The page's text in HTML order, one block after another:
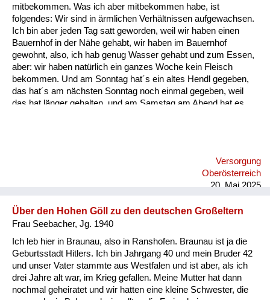
mitbekommen. Was ich aber mitbekommen habe, ist
folgendes: Wir sind in ärmlichen Verhältnissen aufgewachsen.
Ich bin aber jeden Tag satt geworden, weil wir haben einen
Bauernhof in der Nähe gehabt, wir haben im Bauernhof
gewohnt, also, ich hab genug Wasser gehabt und zum Essen,
aber: wir haben natürlich ein ganzes Woche kein Fleisch
bekommen. Und am Sonntag hat´s ein altes Hendl gegeben,
das hat´s am nächsten Sonntag noch einmal gegeben, weil
das hat länger gehalten, und am Samstag am Abend hat es
Bub mit der Zunge allweil die Braunschweiger Radln vor mich
hingeschoben hab übers Brot, und ganz zum Schluss, wenn
Versorgung
Oberösterreich
20. Mai 2025
Über den Hohen Göll zu den deutschen Großeltern
Frau Seebacher, Jg. 1940
Ich leb hier in Braunau, also in Ranshofen. Braunau ist ja die
Geburtsstadt Hitlers. Ich bin Jahrgang 40 und mein Bruder 42
und unser Vater stammte aus Westfalen und ist aber, als ich
drei Jahre alt war, im Krieg gefallen. Meine Mutter hat dann
nochmal geheiratet und wir hatten eine kleine Schwester, die